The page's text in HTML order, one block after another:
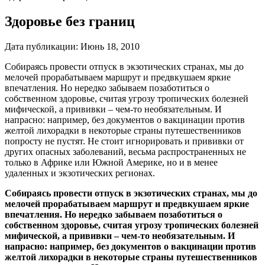
Здоровье без границ
Дата публикации: Июнь 18, 2010
Собираясь провести отпуск в экзотических странах, мы до
мелочей прорабатываем маршрут и предвкушаем яркие
впечатления. Но нередко забываем позаботиться о
собственном здоровье, считая угрозу тропических болезней
мифической, а прививки – чем-то необязательным. И
напрасно: например, без документов о вакцинации против
желтой лихорадки в некоторые страны путешественников
попросту не пустят. Не стоит игнорировать и прививки от
других опасных заболеваний, весьма распространенных не
только в Африке или Южной Америке, но и в менее
удаленных и экзотических регионах.
Собираясь провести отпуск в экзотических странах, мы до
мелочей прорабатываем маршрут и предвкушаем яркие
впечатления. Но нередко забываем позаботиться о
собственном здоровье, считая угрозу тропических болезней
мифической, а прививки – чем-то необязательным. И
напрасно: например, без документов о вакцинации против
желтой лихорадки в некоторые страны путешественников